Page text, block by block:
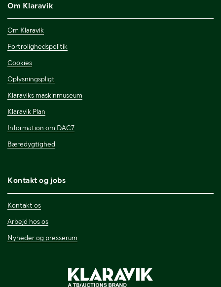
Om Klaravik
Om Klaravik
Fortrolighedspolitik
Cookies
Oplysningspligt
Klaraviks maskinmuseum
Klaravik Plan
Information om DAC7
Bæredygtighed
Kontakt og jobs
Kontakt os
Arbejd hos os
Nyheder og presserum